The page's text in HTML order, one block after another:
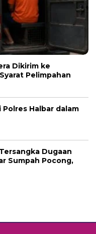
Dikirim ke
Pelimpahan
Polres Halbar dalam
Dugaan
Sumpah Pocong,